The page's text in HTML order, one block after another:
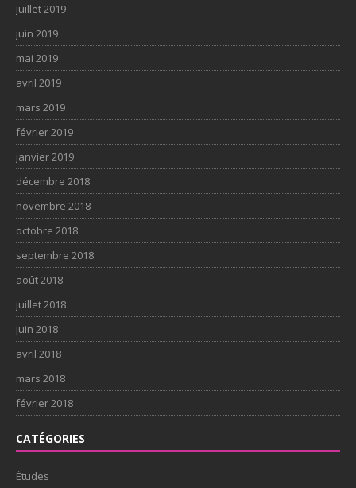
juillet 2019
juin 2019
mai 2019
avril 2019
mars 2019
février 2019
janvier 2019
décembre 2018
novembre 2018
octobre 2018
septembre 2018
août 2018
juillet 2018
juin 2018
avril 2018
mars 2018
février 2018
CATÉGORIES
Études